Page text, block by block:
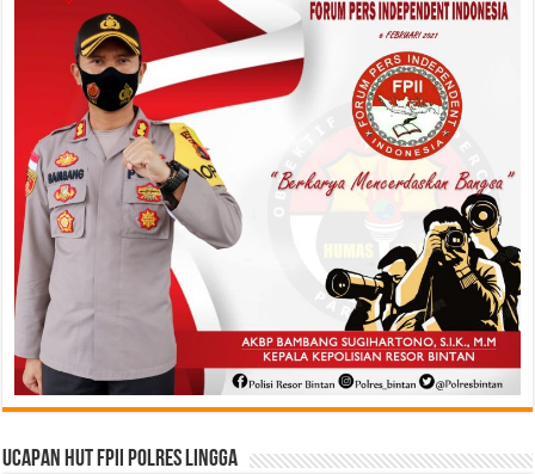
Ucapan HUT FPII Polres Lingga